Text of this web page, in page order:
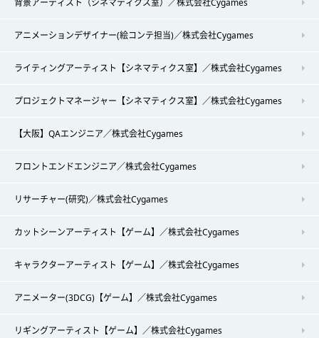
背景アーティスト（シネマティクス室）／株式会社Cygames
アニメーションデザイナー(絵コンテ担当)／株式会社Cygames
ライティングアーティスト【シネマティクス室】／株式会社Cygames
プロジェクトマネージャー【シネマティクス室】／株式会社Cygames
【大阪】QAエンジニア／株式会社Cygames
フロントエンドエンジニア／株式会社Cygames
リサーチャー(研究)／株式会社Cygames
カットシーンアーティスト【ゲーム】／株式会社Cygames
キャラクターアーティスト【ゲーム】／株式会社Cygames
アニメーター(3DCG)【ゲーム】／株式会社Cygames
リギングアーティスト【ゲーム】／株式会社Cygames